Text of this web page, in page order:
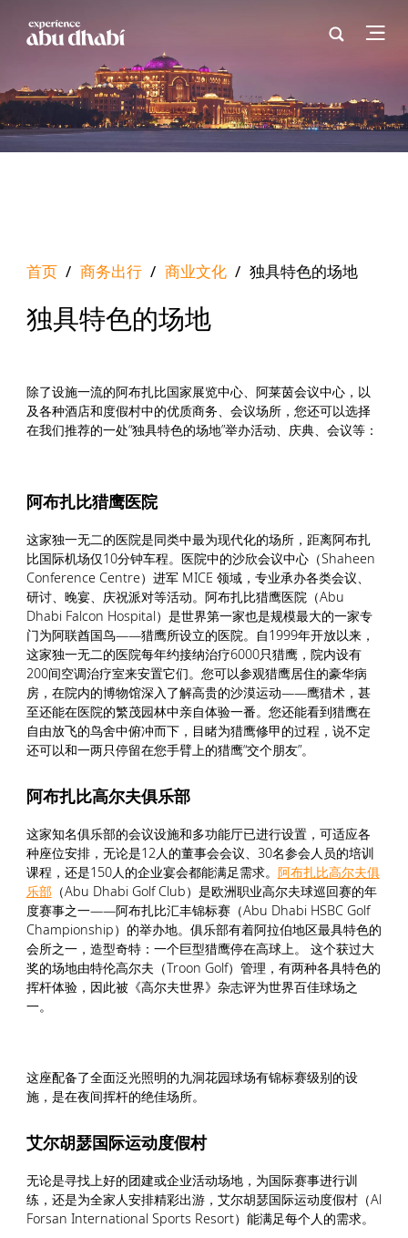
首页 / 商务出行 / 商业文化 / 独具特色的场地
独具特色的场地
除了设施一流的阿布扎比国家展览中心、阿莱茵会议中心，以
及各种酒店和度假村中的优质商务、会议场所，您还可以选择
在我们推荐的一处“独具特色的场地”举办活动、庆典、会议等：
阿布扎比猎鹰医院
这家独一无二的医院是同类中最为现代化的场所，距离阿布扎
比国际机场仅10分钟车程。医院中的沙欣会议中心（Shaheen
Conference Centre）进军 MICE 领域，专业承办各类会议、
研讨、晚宴、庆祝派对等活动。阿布扎比猎鹰医院（Abu
Dhabi Falcon Hospital）是世界第一家也是规模最大的一家专
门为阿联酋国鸟——猎鹰所设立的医院。自1999年开放以来，
这家独一无二的医院每年约接纳治疗6000只猎鹰，院内设有
200间空调治疗室来安置它们。您可以参观猎鹰居住的豪华病
房，在院内的博物馆深入了解高贵的沙漠运动——鹰猎术，甚
至还能在医院的繁茂园林中亲自体验一番。您还能看到猎鹰在
自由放飞的鸟舍中俯冲而下，目睹为猎鹰修甲的过程，说不定
还可以和一两只停留在您手臂上的猎鹰“交个朋友”。
阿布扎比高尔夫俱乐部
这家知名俱乐部的会议设施和多功能厅已进行设置，可适应各
种座位安排，无论是12人的董事会会议、30名参会人员的培训
课程，还是150人的企业宴会都能满足需求。 阿布扎比高尔夫俱
乐部（Abu Dhabi Golf Club）是欧洲职业高尔夫球巡回赛的年
度赛事之一——阿布扎比汇丰锦标赛（Abu Dhabi HSBC Golf
Championship）的举办地。俱乐部有着阿拉伯地区最具特色的
会所之一，造型奇特：一个巨型猎鹰停在高球上。 这个获过大
奖的场地由特伦高尔夫（Troon Golf）管理，有两种各具特色的
挥杆体验，因此被《高尔夫世界》杂志评为世界百佳球场之
一。
这座配备了全面泛光照明的九洞花园球场有锦标赛级别的设
施，是在夜间挥杆的绝佳场所。
艾尔胡瑟国际运动度假村
无论是寻找上好的团建或企业活动场地，为国际赛事进行训
练，还是为全家人安排精彩出游，艾尔胡瑟国际运动度假村（Al
Forsan International Sports Resort）能满足每个人的需求。